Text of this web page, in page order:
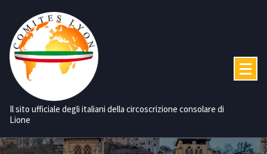
contenuto
Il sito ufficiale degli italiani della circoscrizione consolare di
Lione